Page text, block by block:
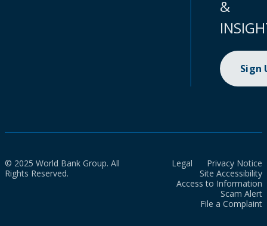
&
Sign
© 2025 World Bank Group. All
Rights Reserved.
Legal
Privacy Notice
Site Accessibility
Access to Information
Scam Alert
File a Complaint